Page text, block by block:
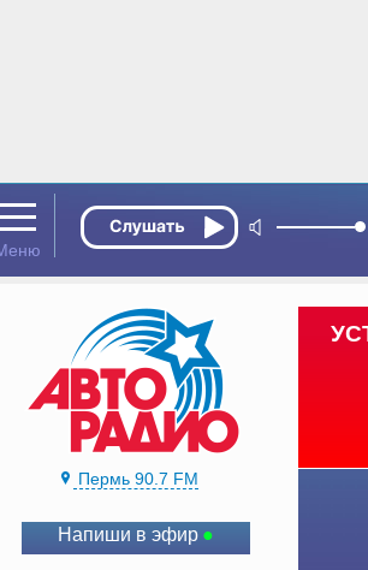
Пермь 90.7 FM
Напиши в эфир